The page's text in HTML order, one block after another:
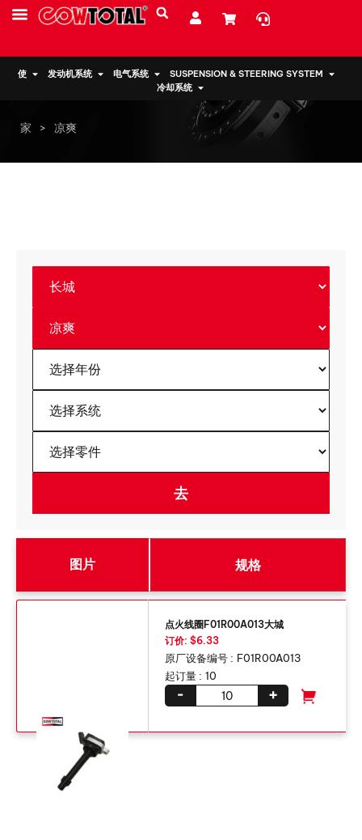
使 发动机系统 电气系统
SUSPENSION & STEERING SYSTEM
冷却系统
家 > 凉爽
图片 规格
点火线圈F01R00A013大城
订价: $6.33
原厂设备编号 : F01R00A013
起订量 : 10
+
-